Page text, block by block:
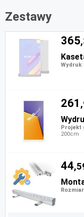
Zestawy
365
Wydruk:
261
Projekt
200cm
44
Rozmiar